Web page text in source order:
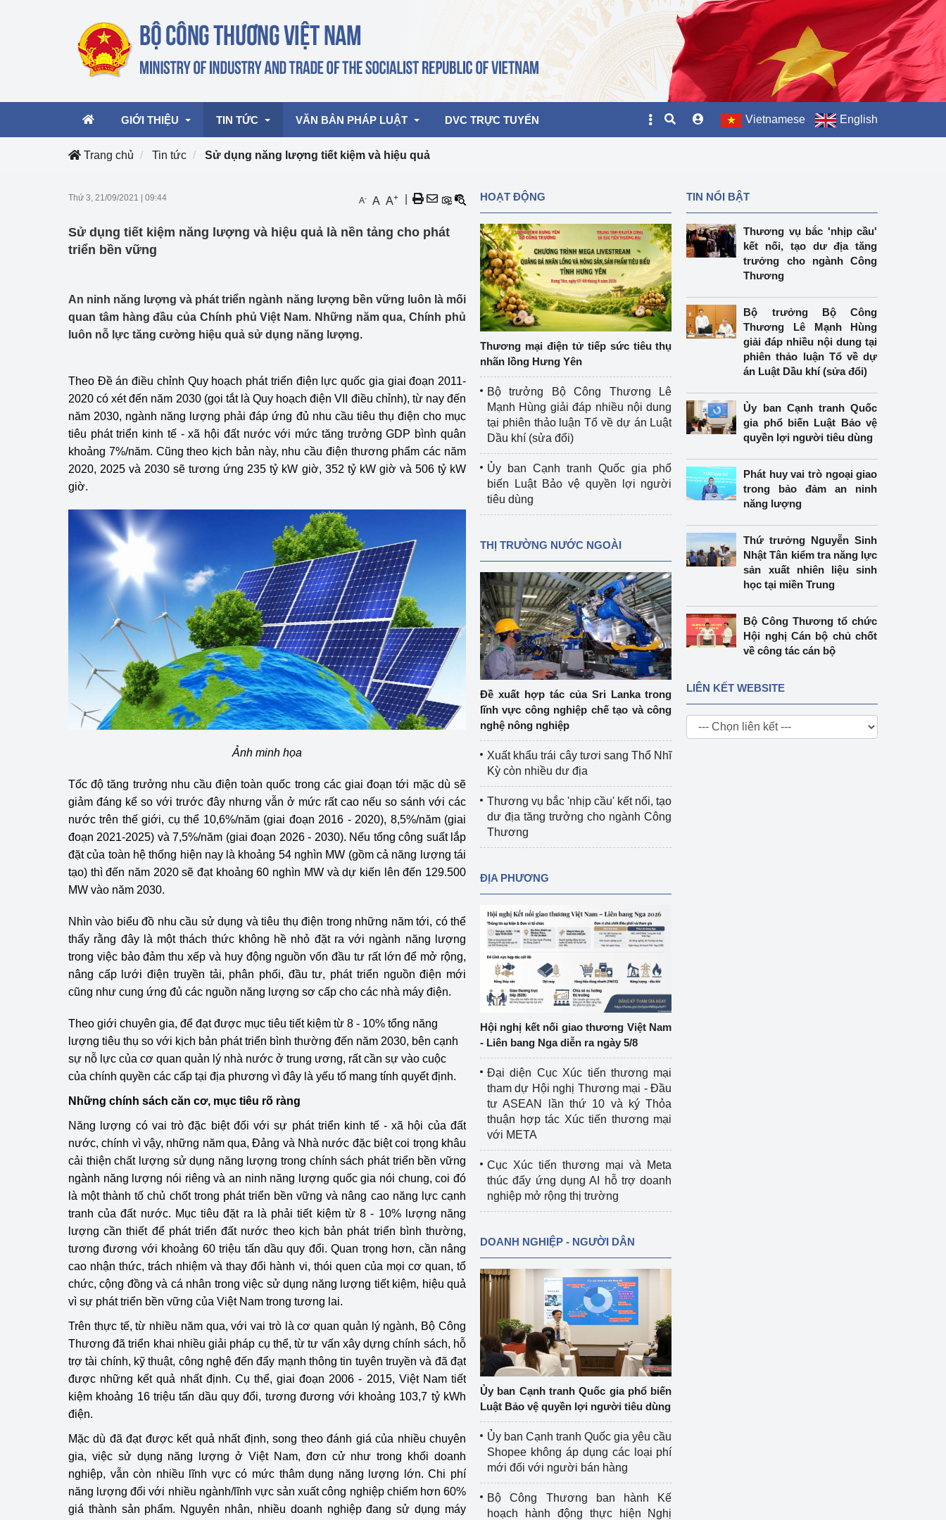
GIỚI THIỆU
Cơ cấu tổ chức
TIN TỨC
Hoạt động của Lãnh đạo Bộ
mại, Dịch vụ Việt Nam 2026
Hoạt động của Bộ trưởng
Công Thương - Công luận
Họp báo
Điểm báo
Lịch sử phát triển
Bản tin Thị trường Nông Lâm Thủy sản
Phát triển nguồn nhân lực
Phát triển bền vững
Tổ chức kiểm định kỹ thuật an toàn lao
động thuộc thẩm quyền quản lý của
Bộ Công Thương
Tổ chức được cấp GCN đăng ký, hoạt
động kiểm định thiết bị, dụng cụ điện
làm việc ở môi trường không có nguy
hiểm khí, bụi nổ
Cơ sở sản xuất, sửa chữa chai chứa
LPG
Tổ chức huấn luyện, bồi dưỡng
nghiệp vụ kiểm định kỹ thuật an toàn
lao động
Văn hóa ngành Công Thương
Tái cơ cấu ngành Công Thương
Quản lý thị trường
Sử dụng năng lượng tiết kiệm và
hiệu quả
Hiệu quả năng lượng
Khoa học, công nghệ và đổi mới sáng
tạo
Thông báo
Bảo vệ môi trường
Album ảnh bảo vệ môi trường
Văn bản về môi trường
Đọc báo giúp bạn
Bảo vệ nền tảng tư tưởng của Đảng
Doanh nghiệp - Người dân
Xúc tiến thương mại Khu vực miền Bắc
Khu vực miền Trung
Thị trường nước ngoàiHiệp định EVFTA
Thị trường châu Âu – châu Mỹ
Ngành Công Thương đưa nghị quyết
Đại hội XIV của Đảng vào cuộc sống
Phát triển công nghiệpCông nghiệp nền tảng
Sản xuất công nghiệp
VĂN BẢN PHÁP LUẬT DVC TRỰC TUYẾN Vietnamese English
Trang chủ Tin tức Sử dụng năng lượng tiết kiệm và hiệu quả
Thứ 3, 21/09/2021 09:44 A- A A+
Sử dụng tiết kiệm năng lượng và hiệu quả là nền tảng cho phát
triển bền vững
An ninh năng lượng và phát triển ngành năng lượng bền vững luôn là mối
quan tâm hàng đầu của Chính phủ Việt Nam. Những năm qua, Chính phủ
luôn nỗ lực tăng cường hiệu quả sử dụng năng lượng.
Theo Ðề án điều chỉnh Quy hoạch phát triển điện lực quốc gia giai đoạn 2011-
2020 có xét đến năm 2030 (gọi tắt là Quy hoạch điện VII điều chỉnh), từ nay đến
năm 2030, ngành năng lượng phải đáp ứng đủ nhu cầu tiêu thụ điện cho mục
tiêu phát triển kinh tế - xã hội đất nước với mức tăng trưởng GDP bình quân
khoảng 7%/năm. Cũng theo kịch bản này, nhu cầu điện thương phẩm các năm
2020, 2025 và 2030 sẽ tương ứng 235 tỷ kW giờ, 352 tỷ kW giờ và 506 tỷ kW
giờ.
Ảnh minh họa
Tốc độ tăng trưởng nhu cầu điện toàn quốc trong các giai đoạn tới mặc dù sẽ
giảm đáng kể so với trước đây nhưng vẫn ở mức rất cao nếu so sánh với các
nước trên thế giới, cụ thể 10,6%/năm (giai đoạn 2016 - 2020), 8,5%/năm (giai
đoạn 2021-2025) và 7,5%/năm (giai đoạn 2026 - 2030). Nếu tổng công suất lắp
đặt của toàn hệ thống hiện nay là khoảng 54 nghìn MW (gồm cả năng lượng tái
tạo) thì đến năm 2020 sẽ đạt khoảng 60 nghìn MW và dự kiến lên đến 129.500
MW vào năm 2030.
Nhìn vào biểu đồ nhu cầu sử dụng và tiêu thụ điện trong những năm tới, có thể
thấy rằng đây là một thách thức không hề nhỏ đặt ra với ngành năng lượng
trong việc bảo đảm thu xếp và huy động nguồn vốn đầu tư rất lớn để mở rộng,
nâng cấp lưới điện truyền tải, phân phối, đầu tư, phát triển nguồn điện mới
cũng như cung ứng đủ các nguồn năng lượng sơ cấp cho các nhà máy điện.
Theo giới chuyên gia, để đạt được mục tiêu tiết kiệm từ 8 - 10% tổng năng
lượng tiêu thụ so với kịch bản phát triển bình thường đến năm 2030, bên cạnh
sự nỗ lực của cơ quan quản lý nhà nước ở trung ương, rất cần sự vào cuộc
của chính quyền các cấp tại địa phương vì đây là yếu tố mang tính quyết định.
Những chính sách căn cơ, mục tiêu rõ ràng
Năng lượng có vai trò đặc biệt đối với sự phát triển kinh tế - xã hội của đất
nước, chính vì vậy, những năm qua, Đảng và Nhà nước đặc biệt coi trọng khâu
cải thiện chất lượng sử dụng năng lượng trong chính sách phát triển bền vững
ngành năng lượng nói riêng và an ninh năng lượng quốc gia nói chung, coi đó
là một thành tố chủ chốt trong phát triển bền vững và nâng cao năng lực cạnh
tranh của đất nước. Mục tiêu đặt ra là phải tiết kiệm từ 8 - 10% lượng năng
lượng cần thiết để phát triển đất nước theo kịch bản phát triển bình thường,
tương đương với khoảng 60 triệu tấn dầu quy đổi. Quan trọng hơn, cần nâng
cao nhận thức, trách nhiệm và thay đổi hành vi, thói quen của mọi cơ quan, tổ
chức, cộng đồng và cá nhân trong việc sử dụng năng lượng tiết kiệm, hiệu quả
vì sự phát triển bền vững của Việt Nam trong tương lai.
Trên thực tế, từ nhiều năm qua, với vai trò là cơ quan quản lý ngành, Bộ Công
Thương đã triển khai nhiều giải pháp cụ thể, từ tư vấn xây dựng chính sách, hỗ
trợ tài chính, kỹ thuật, công nghệ đến đẩy mạnh thông tin tuyên truyền và đã đạt
được những kết quả nhất định. Cụ thể, giai đoạn 2006 - 2015, Việt Nam tiết
kiệm khoảng 16 triệu tấn dầu quy đổi, tương đương với khoảng 103,7 tỷ kWh
điện.
Mặc dù đã đạt được kết quả nhất định, song theo đánh giá của nhiều chuyên
gia, việc sử dụng năng lượng ở Việt Nam, đơn cử như trong khối doanh
nghiệp, vẫn còn nhiều lĩnh vực có mức thâm dụng năng lượng lớn. Chi phí
năng lượng đối với nhiều ngành/lĩnh vực sản xuất công nghiệp chiếm hơn 60%
giá thành sản phẩm. Nguyên nhân, nhiều doanh nghiệp đang sử dụng máy
HOẠT ĐỘNG
Thương mại điện tử tiếp sức tiêu thụ
nhãn lồng Hưng Yên
Bộ trưởng Bộ Công Thương Lê
Mạnh Hùng giải đáp nhiều nội dung
tại phiên thảo luận Tổ về dự án Luật
Dầu khí (sửa đổi)
Ủy ban Cạnh tranh Quốc gia phổ
biến Luật Bảo vệ quyền lợi người
tiêu dùng
THỊ TRƯỜNG NƯỚC NGOÀI
Đề xuất hợp tác của Sri Lanka trong
lĩnh vực công nghiệp chế tạo và công
nghệ nông nghiệp
Xuất khẩu trái cây tươi sang Thổ Nhĩ
Kỳ còn nhiều dư địa
Thương vụ bắc 'nhịp cầu' kết nối, tạo
dư địa tăng trưởng cho ngành Công
Thương
ĐỊA PHƯƠNG
Hội nghị kết nối giao thương Việt Nam
- Liên bang Nga diễn ra ngày 5/8
Đại diện Cục Xúc tiến thương mại
tham dự Hội nghị Thương mại - Đầu
tư ASEAN lần thứ 10 và ký Thỏa
thuận hợp tác Xúc tiến thương mại
với META
Cục Xúc tiến thương mại và Meta
thúc đẩy ứng dụng AI hỗ trợ doanh
nghiệp mở rộng thị trường
DOANH NGHIỆP - NGƯỜI DÂN
Ủy ban Cạnh tranh Quốc gia phổ biến
Luật Bảo vệ quyền lợi người tiêu dùng
Ủy ban Cạnh tranh Quốc gia yêu cầu
Shopee không áp dụng các loại phí
mới đối với người bán hàng
Bộ Công Thương ban hành Kế
hoạch hành động thực hiện Nghị
TIN NỔI BẬT
Thương vụ bắc 'nhịp cầu'
kết nối, tạo dư địa tăng
trưởng cho ngành Công
Thương
Bộ trưởng Bộ Công
Thương Lê Mạnh Hùng
giải đáp nhiều nội dung tại
phiên thảo luận Tổ về dự
án Luật Dầu khí (sửa đổi)
Ủy ban Cạnh tranh Quốc
gia phổ biến Luật Bảo vệ
quyền lợi người tiêu dùng
Phát huy vai trò ngoại giao
trong bảo đảm an ninh
năng lượng
Thứ trưởng Nguyễn Sinh
Nhật Tân kiểm tra năng lực
sản xuất nhiên liệu sinh
học tại miền Trung
Bộ Công Thương tổ chức
Hội nghị Cán bộ chủ chốt
về công tác cán bộ
LIÊN KẾT WEBSITE